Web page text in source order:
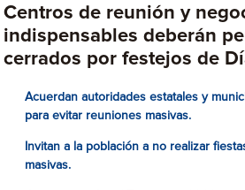
Centros de reunión y
indispensables deberán
cerrados por festejos de
Acuerdan autoridades estatales y
para evitar reuniones masivas.
Invitan a la población a no realizar
masivas.